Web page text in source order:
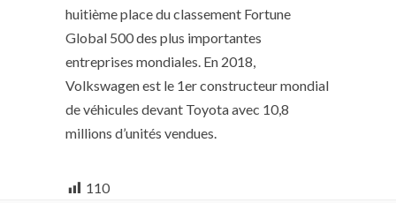
huitième place du classement Fortune
Global 500 des plus importantes
entreprises mondiales. En 2018,
Volkswagen est le 1er constructeur mondial
de véhicules devant Toyota avec 10,8
millions d’unités vendues.
110